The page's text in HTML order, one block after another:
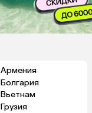
Армения
Болгария
Вьетнам
Грузия